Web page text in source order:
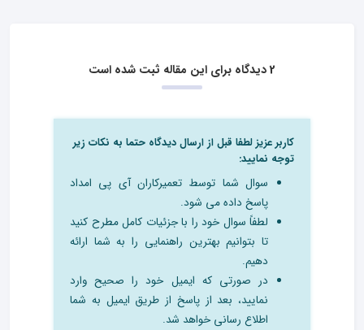
2 دیدگاه برای این مقاله ثبت شده است
کاربر عزیز لطفا قبل از ارسال دیدگاه حتما به نکات زیر
توجه نمایید:
سوال شما توسط تعمیرکاران آی پی امداد
پاسخ داده می شود.
لطفاً سوال خود را با جزئیات کامل مطرح کنید
تا بتوانیم بهترین راهنمایی را به شما ارائه
دهیم.
در صورتی که ایمیل خود را صحیح وارد
نمایید، بعد از پاسخ از طریق ایمیل به شما
اطلاع رسانی خواهد شد.